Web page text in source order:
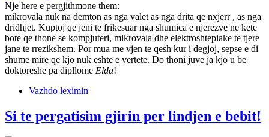
Nje here e pergjithmone them:
mikrovala nuk na demton as nga valet as nga drita qe nxjerr , as nga
dridhjet. Kuptoj qe jeni te frikesuar nga shumica e njerezve ne kete
bote qe thone se kompjuteri, mikrovala dhe elektroshtepiake te tjere
jane te rrezikshem. Por mua me vjen te qesh kur i degjoj, sepse e di
shume mire qe kjo nuk eshte e vertete. Do thoni juve ja kjo u be
doktoreshe pa dipllome Elda!
Vazhdo leximin
Si te pergatisim gjirin per lindjen e bebit!